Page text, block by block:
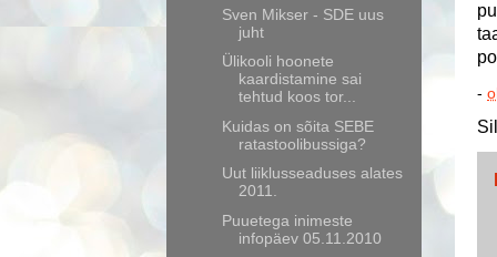
-
Sven Mikser - SDE uus
juht
Ülikooli hoonete
kaardistamine sai
tehtud koos tor...
Kuidas on sõita SEBE
ratastoolibussiga?
Uut liiklusseaduses alates
2011.
Puuetega inimeste
infopäev 05.11.2010